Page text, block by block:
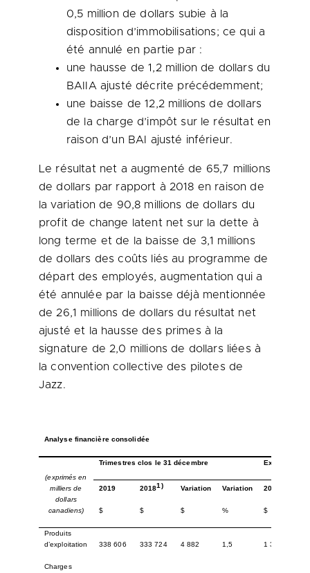
0,5 million de dollars subie à la
disposition d’immobilisations; ce qui a
été annulé en partie par :
une hausse de 1,2 million de dollars du
BAIIA ajusté décrite précédemment;
une baisse de 12,2 millions de dollars
de la charge d’impôt sur le résultat en
raison d’un BAI ajusté inférieur.
Le résultat net a augmenté de 65,7 millions
de dollars par rapport à 2018 en raison de
la variation de 90,8 millions de dollars du
profit de change latent net sur la dette à
long terme et de la baisse de 3,1 millions
de dollars des coûts liés au programme de
départ des employés, augmentation qui a
été annulée par la baisse déjà mentionnée
de 26,1 millions de dollars du résultat net
ajusté et la hausse des primes à la
signature de 2,0 millions de dollars liées à
la convention collective des pilotes de
Jazz.
Analyse financière consolidée
(exprimés en
milliers de
dollars
canadiens)
Trimestres clos le 31 décembre Exercice
2019 20181) Variation Variation 2019
$ $ $ % $
Produits
d’exploitation
338 606 333 724 4 882 1,5 1 366 447
Charges